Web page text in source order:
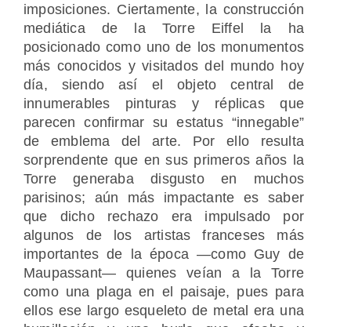
imposiciones. Ciertamente, la construcción
mediática de la Torre Eiffel la ha
posicionado como uno de los monumentos
más conocidos y visitados del mundo hoy
día, siendo así el objeto central de
innumerables pinturas y réplicas que
parecen confirmar su estatus “innegable”
de emblema del arte. Por ello resulta
sorprendente que en sus primeros años la
Torre generaba disgusto en muchos
parisinos; aún más impactante es saber
que dicho rechazo era impulsado por
algunos de los artistas franceses más
importantes de la época —como Guy de
Maupassant— quienes veían a la Torre
como una plaga en el paisaje, pues para
ellos ese largo esqueleto de metal era una